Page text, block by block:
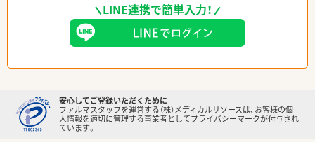
LINE連携で簡単入力！
安心してご登録いただくために
ファルマスタッフを運営する（株）メディカルリソースは、お客様の個
人情報を適切に管理する事業者としてプライバシーマークが付与され
ています。